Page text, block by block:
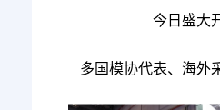
今日盛大
多国模协代表、海外